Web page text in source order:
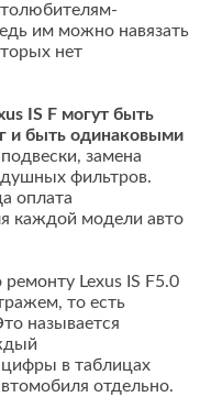
им можно навязать
нет
IS F могут быть
и быть одинаковыми
замена
фильтров.
оплата
каждой модели авто
Lexus IS F5.0
то есть
называется
цифры в таблицах
отдельно.